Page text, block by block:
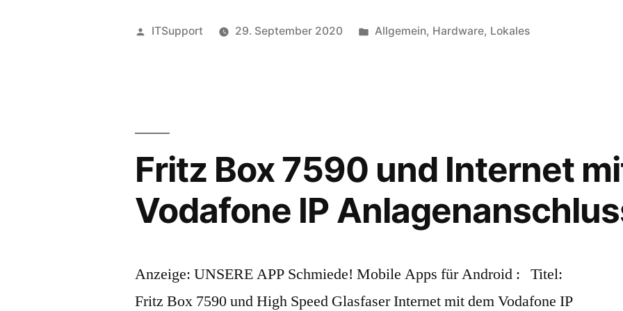
Veröffentlicht
ITSupport 29. September 2020
Veröffentlicht
Allgemein, Hardware, Lokales
Fritz Box 7590 und Internet
Vodafone IP
Anzeige: UNSERE APP Schmiede! Mobile Apps für Android : Titel:
Fritz Box 7590 und High Speed Glasfaser Internet mit dem Vodafone IP